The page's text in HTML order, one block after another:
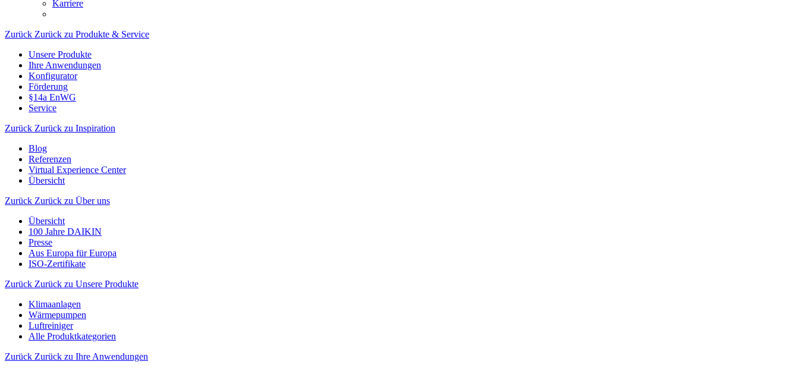
Karriere
Zurück Zurück zu Produkte & Service
Unsere Produkte
Ihre Anwendungen
Konfigurator
Förderung
§14a EnWG
Service
Zurück Zurück zu Inspiration
Blog
Referenzen
Virtual Experience Center
Übersicht
Zurück Zurück zu Über uns
Übersicht
100 Jahre DAIKIN
Presse
Aus Europa für Europa
ISO-Zertifikate
Zurück Zurück zu Unsere Produkte
Klimaanlagen
Wärmepumpen
Luftreiniger
Alle Produktkategorien
Zurück Zurück zu Ihre Anwendungen